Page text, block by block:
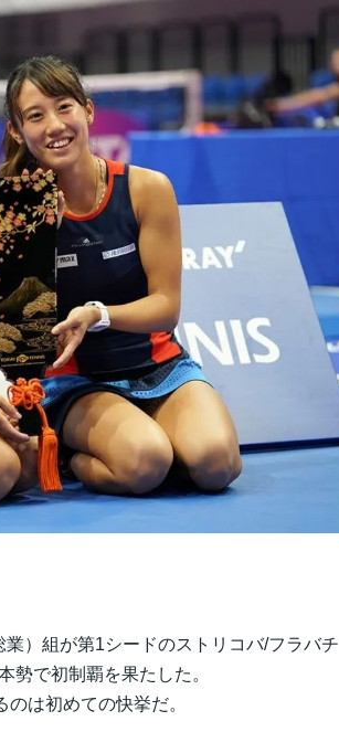
）組が第1シードのストリコバ/フラバチ
勢で初制覇を果たした。
は初めての快挙だ。